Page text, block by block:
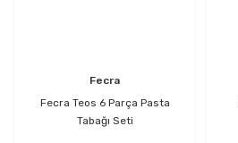
Fecra
Fecra Teos 6 Parça Pasta
Tabağı Seti